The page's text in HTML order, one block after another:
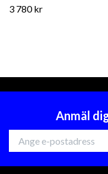
3 780 kr
Anmäl